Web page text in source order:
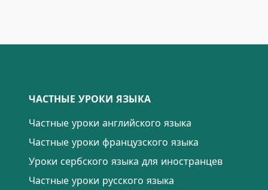
ЧАСТНЫЕ УРОКИ ЯЗЫКА
Частные уроки английского языка
Частные уроки французского языка
Уроки сербского языка для иностранцев
Частные уроки русского языка